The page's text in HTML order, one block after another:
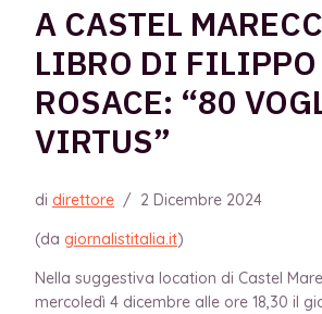
A CASTEL
LIBRO DI FILIPPO
ROSACE: “80
VIRTUS”
di direttore / 2 Dicembre 2024
(da giornalistitalia.it)
Nella suggestiva location di Castel
mercoledì 4 dicembre alle ore 18,30 il